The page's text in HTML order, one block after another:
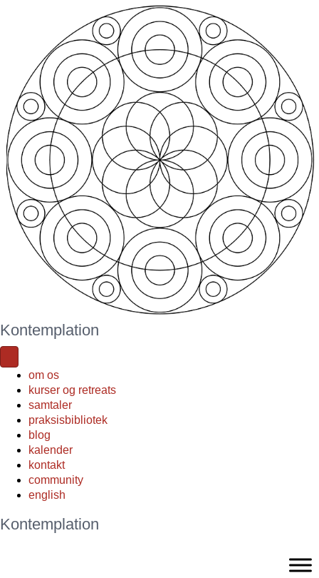
Kontemplation
om os
kurser og retreats
samtaler
praksisbibliotek
blog
kalender
kontakt
community
english
Kontemplation